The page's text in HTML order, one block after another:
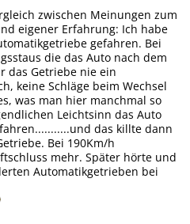
zwischen Meinungen zum
eigener Erfahrung: Ich habe
gefahren. Bei
die das Auto nach dem
das Getriebe nie ein
keine Schläge beim Wechsel
was man hier manchmal so
Leichtsinn das Auto
das killte dann
Bei 190Km/h
mehr. Später hörte und
Automatikgetrieben bei